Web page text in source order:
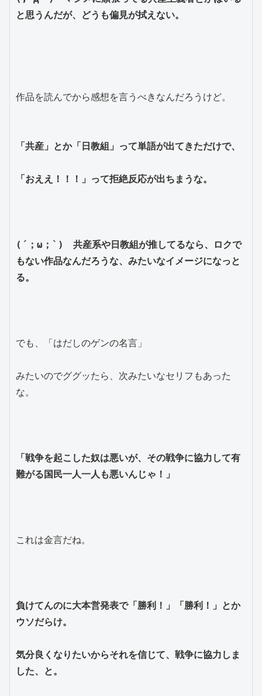
と思うんだが、どうも偏見が拭えない。
作品を読んでから感想を言うべきなんだろうけど。
「共産」とか「日教組」って単語が出てきただけで、
「おええ！！！」って拒絶反応が出ちまうな。
(´；ω；`)　共産系や日教組が推してるなら、ロクで
もない作品なんだろうな、みたいなイメージになっと
る。
でも、「はだしのゲンの名言」
みたいのでググッたら、次みたいなセリフもあった
な。
「戦争を起こした奴は悪いが、その戦争に協力して有
難がる国民一人一人も悪いんじゃ！」
これは金言だね。
負けてんのに大本営発表で「勝利！」「勝利！」とか
ウソだらけ。
気分良くなりたいからそれを信じて、戦争に協力しま
した、と。